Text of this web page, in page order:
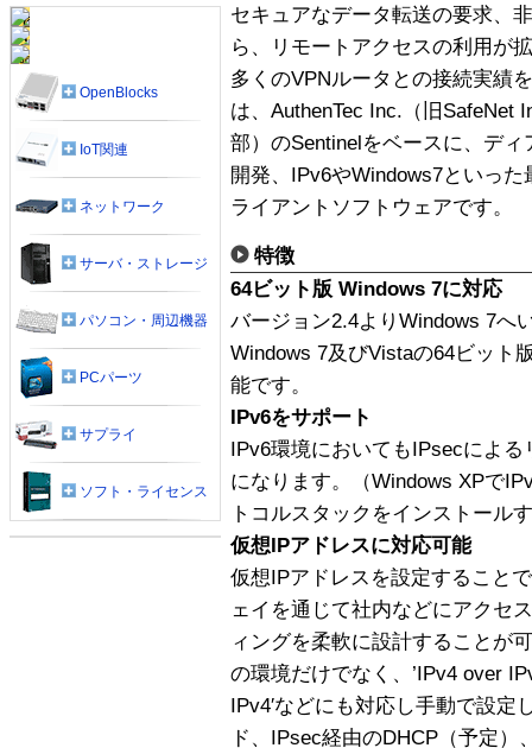
セキュアなデータ転送の要求、
ら、リモートアクセスの利用が
多くのVPNルータとの接続実績
は、AuthenTec Inc.（旧SafeNet
部）のSentinelをベースに、デ
開発、IPv6やWindows7といっ
ライアントソフトウェアです。
特徴
64ビット版 Windows 7に対応
バージョン2.4よりWindows 7へ
Windows 7及びVistaの64ビット
能です。
IPv6をサポート
IPv6環境においてもIPsecによ
になります。（Windows XPで
トコルスタックをインストール
仮想IPアドレスに対応可能
仮想IPアドレスを設定すること
ェイを通じて社内などにアクセ
ィングを柔軟に設計することが
の環境だけでなく、’IPv4 over
IPv4′などにも対応し手動で設
ド、IPsec経由のDHCP（予定
OpenBlocks
IoT関連
ネットワーク
サーバ・ストレージ
パソコン・周辺機器
PCパーツ
サプライ
ソフト・ライセンス